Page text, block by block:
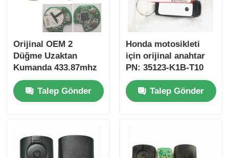
Orijinal OEM 2
Düğme Uzaktan
Kumanda 433.87mhz
Su-zuki Jim-ny için
FSK 2005-2017 Çipsiz
37182-A7 Toptan satış
Talep Gönder
Honda motosikleti
için orijinal anahtar
PN: 35123-K1B-T10
üç düğmeli
FSK433.92MHz ID47
çipli uzaktan
Talep Gönder